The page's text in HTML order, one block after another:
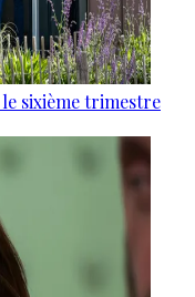
sixième trimestre